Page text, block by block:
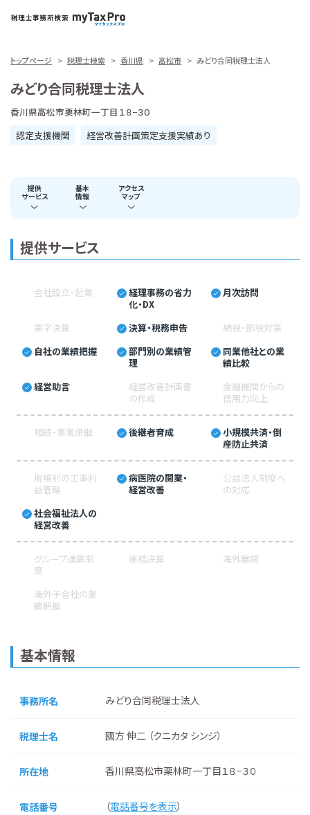
トップページ 税理士検索 香川県 高松市 みどり合同税理士法人
みどり合同税理士法人
香川県高松市栗林町一丁目１８−３０
認定支援機関
経営改善計画策定支援実績あり
提供
サービス
基本
情報
アクセス
マップ
提供サービス
会社設立・起業
経理事務の省力
化・DX
月次訪問
黒字決算 決算・税務申告
納税・節税対策
自社の業績把握
部門別の業績管
理
同業他社との業
績比較
経営助言
経営改善計画書
の作成
金融機関からの
信用力向上
相続・事業承継 後継者育成
小規模共済・倒
産防止共済
現場別の工事利
益管理
病医院の開業・
経営改善
公益法人制度へ
の対応
社会福祉法人の
経営改善
グループ通算制
度
連結決算 海外展開
海外子会社の業
績把握
基本情報
事務所名 みどり合同税理士法人
税理士名 國方 伸二 （クニカタ シンジ）
所在地 香川県高松市栗林町一丁目１８−３０
電話番号 （電話番号を表示）